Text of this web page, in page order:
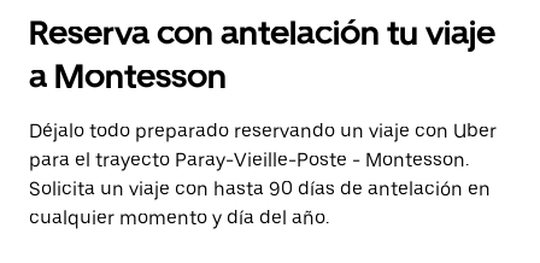
calendario
seleccionar
fecha.
Pulsa
el
botón
de
escape
Reserva con antelación tu viaje
a Montesson
Déjalo todo preparado reservando un viaje con Uber
para el trayecto Paray-Vieille-Poste - Montesson.
Solicita un viaje con hasta 90 días de antelación en
cualquier momento y día del año.